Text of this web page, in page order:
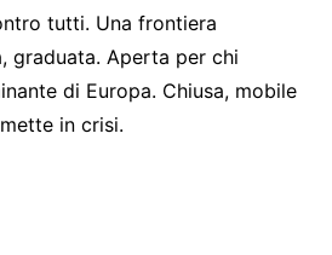
tutti. Una frontiera
graduata. Aperta per chi
di Europa. Chiusa, mobile
in crisi.